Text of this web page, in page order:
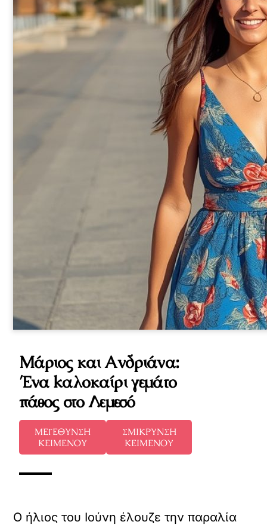
Μάριος και Ανδριάνα:
Ένα kαλοκαίρι γεμάτο
πάθος στο Λεμεσό
ΜΕΓΕΘΥΝΣΗ
ΚΕΙΜΕΝΟΥ
ΣΜΙΚΡΥΝΣΗ
ΚΕΙΜΕΝΟΥ
Ο ήλιος του Ιούνη έλουζε την παραλία